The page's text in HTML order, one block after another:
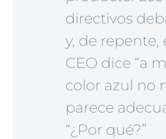
directivos
y, de repente,
CEO dice “a
color azul no
parece
“¿Por qué?”